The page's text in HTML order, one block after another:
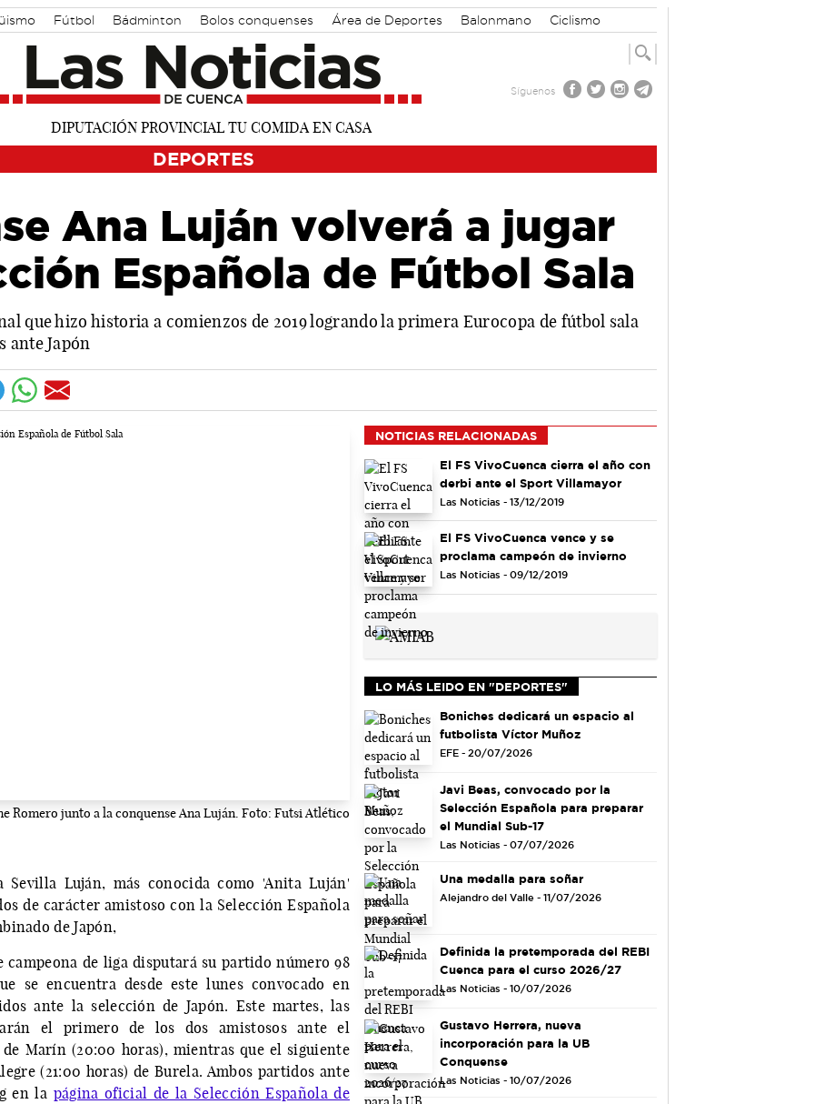
Fútbol Bádminton Bolos conquenses Área de Deportes Balonmano Ciclismo
Síguenos
DEPORTES
Ana Luján volverá a jugar
Española de Fútbol Sala
que hizo historia a comienzos de 2019 logrando la primera Eurocopa de fútbol sala
ante Japón
Romero junto a la conquense Ana Luján. Foto: Futsi Atlético
Sevilla Luján, más conocida como 'Anita Luján'
de carácter amistoso con la Selección Española
de Japón,
de liga disputará su partido número 98
se encuentra desde este lunes convocado en
ante la selección de Japón. Este martes, las
el primero de los dos amistosos ante el
Marín (20:00 horas), mientras que el siguiente
(21:00 horas) de Burela. Ambos partidos ante
en la página oficial de la Selección Española de
NOTICIAS RELACIONADAS
El FS VivoCuenca cierra el año con
derbi ante el Sport Villamayor
Las Noticias - 13/12/2019
El FS VivoCuenca vence y se
proclama campeón de invierno
Las Noticias - 09/12/2019
LO MÁS LEIDO EN "DEPORTES"
Boniches dedicará un espacio al
futbolista Víctor Muñoz
EFE - 20/07/2026
Javi Beas, convocado por la
Selección Española para preparar
el Mundial Sub-17
Las Noticias - 07/07/2026
Una medalla para soñar
Alejandro del Valle - 11/07/2026
Definida la pretemporada del REBI
Cuenca para el curso 2026/27
Las Noticias - 10/07/2026
Gustavo Herrera, nueva
incorporación para la UB
Conquense
Las Noticias - 10/07/2026